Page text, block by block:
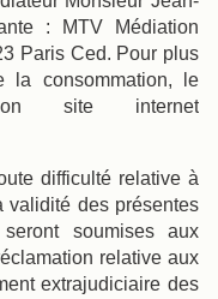
: MTV Médiation
Paris Ced. Pour plus
la consommation, le
site internet
difficulté relative à
validité des présentes
soumises aux
relative aux
extrajudiciaire des